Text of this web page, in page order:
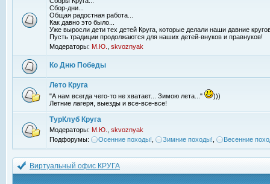
Сбор-дни...
Общая радостная работа...
Как давно это было...
Уже выросли дети тех детей Круга, которые делали наши давние
Пусть традиции продолжаются для наших детей-внуков и правнуков!
Модераторы: М.Ю. skvoznyak
Ко Дню Победы
Лето Круга
"А нам всегда чего-то не хватает... Зимою лета..."
)))
Летние лагеря, выезды и все-все-все!
ТурКлуб Круга
Модераторы: М.Ю.
skvoznyak
Подфорумы:
Осенние походы! Зимние походы! Весенние
Виртуальный офис КРУГА